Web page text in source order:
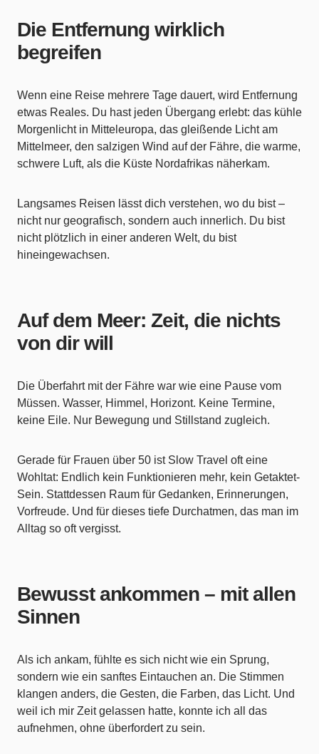
Die Entfernung wirklich
begreifen
Wenn eine Reise mehrere Tage dauert, wird Entfernung
etwas Reales. Du hast jeden Übergang erlebt: das kühle
Morgenlicht in Mitteleuropa, das gleißende Licht am
Mittelmeer, den salzigen Wind auf der Fähre, die warme,
schwere Luft, als die Küste Nordafrikas näherkam.
Langsames Reisen lässt dich verstehen, wo du bist –
nicht nur geografisch, sondern auch innerlich. Du bist
nicht plötzlich in einer anderen Welt, du bist
hineingewachsen.
Auf dem Meer: Zeit, die nichts
von dir will
Die Überfahrt mit der Fähre war wie eine Pause vom
Müssen. Wasser, Himmel, Horizont. Keine Termine,
keine Eile. Nur Bewegung und Stillstand zugleich.
Gerade für Frauen über 50 ist Slow Travel oft eine
Wohltat: Endlich kein Funktionieren mehr, kein Getaktet-
Sein. Stattdessen Raum für Gedanken, Erinnerungen,
Vorfreude. Und für dieses tiefe Durchatmen, das man im
Alltag so oft vergisst.
Bewusst ankommen – mit allen
Sinnen
Als ich ankam, fühlte es sich nicht wie ein Sprung,
sondern wie ein sanftes Eintauchen an. Die Stimmen
klangen anders, die Gesten, die Farben, das Licht. Und
weil ich mir Zeit gelassen hatte, konnte ich all das
aufnehmen, ohne überfordert zu sein.